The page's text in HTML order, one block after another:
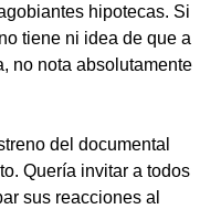
hipotecas. Si
tiene ni idea de que a
no nota absolutamente
del documental
Quería invitar a todos
sus reacciones al